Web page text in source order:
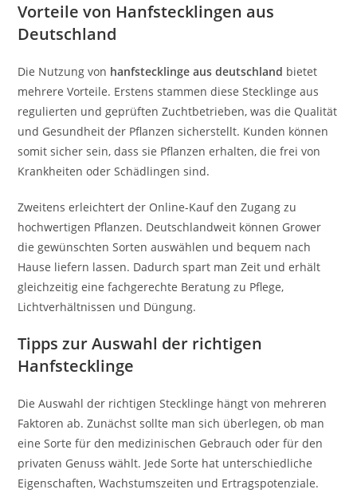
Vorteile von Hanfstecklingen aus
Deutschland
Die Nutzung von hanfstecklinge aus deutschland bietet
mehrere Vorteile. Erstens stammen diese Stecklinge aus
regulierten und geprüften Zuchtbetrieben, was die Qualität
und Gesundheit der Pflanzen sicherstellt. Kunden können
somit sicher sein, dass sie Pflanzen erhalten, die frei von
Krankheiten oder Schädlingen sind.
Zweitens erleichtert der Online-Kauf den Zugang zu
hochwertigen Pflanzen. Deutschlandweit können Grower
die gewünschten Sorten auswählen und bequem nach
Hause liefern lassen. Dadurch spart man Zeit und erhält
gleichzeitig eine fachgerechte Beratung zu Pflege,
Lichtverhältnissen und Düngung.
Tipps zur Auswahl der richtigen
Hanfstecklinge
Die Auswahl der richtigen Stecklinge hängt von mehreren
Faktoren ab. Zunächst sollte man sich überlegen, ob man
eine Sorte für den medizinischen Gebrauch oder für den
privaten Genuss wählt. Jede Sorte hat unterschiedliche
Eigenschaften, Wachstumszeiten und Ertragspotenziale.